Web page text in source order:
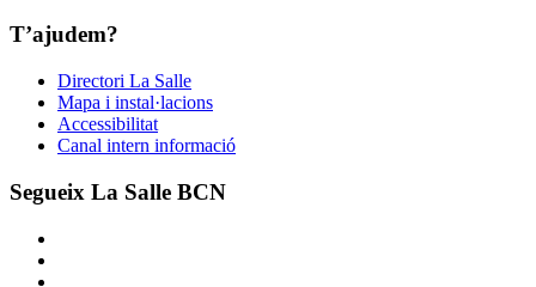
T’ajudem?
Directori La Salle
Mapa i instal·lacions
Accessibilitat
Canal intern informació
Segueix La Salle BCN